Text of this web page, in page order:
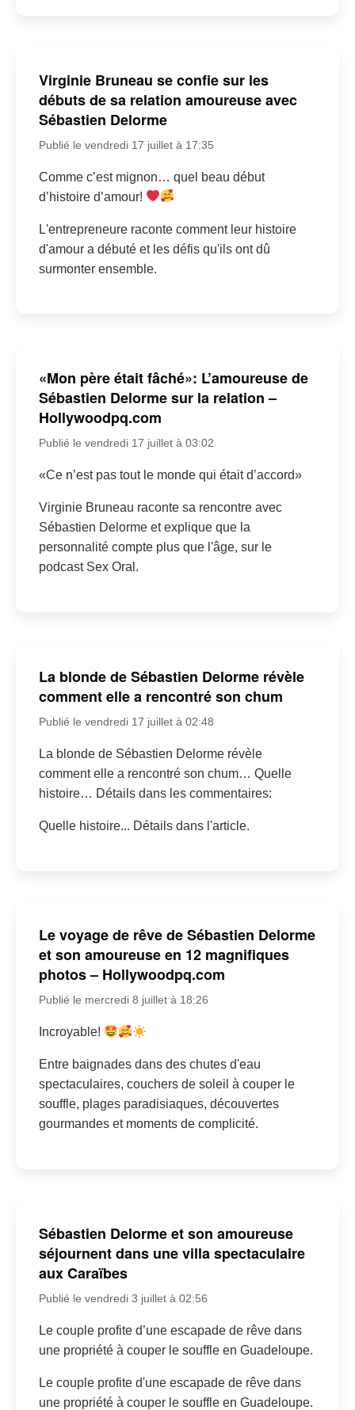
Virginie Bruneau se confie sur les
débuts de sa relation amoureuse avec
Sébastien Delorme
Publié le vendredi 17 juillet à 17:35
Comme c’est mignon… quel beau début
d’histoire d’amour!
L'entrepreneure raconte comment leur histoire
d'amour a débuté et les défis qu'ils ont dû
surmonter ensemble.
«Mon père était fâché»: L’amoureuse de
Sébastien Delorme sur la relation –
Hollywoodpq.com
Publié le vendredi 17 juillet à 03:02
«Ce n’est pas tout le monde qui était d’accord»
Virginie Bruneau raconte sa rencontre avec
Sébastien Delorme et explique que la
personnalité compte plus que l'âge, sur le
podcast Sex Oral.
La blonde de Sébastien Delorme révèle
comment elle a rencontré son chum
Publié le vendredi 17 juillet à 02:48
La blonde de Sébastien Delorme révèle
comment elle a rencontré son chum… Quelle
histoire… Détails dans les commentaires:
Quelle histoire... Détails dans l'article.
Le voyage de rêve de Sébastien Delorme
et son amoureuse en 12 magnifiques
photos – Hollywoodpq.com
Publié le mercredi 8 juillet à 18:26
Incroyable!
Entre baignades dans des chutes d'eau
spectaculaires, couchers de soleil à couper le
souffle, plages paradisiaques, découvertes
gourmandes et moments de complicité.
Sébastien Delorme et son amoureuse
séjournent dans une villa spectaculaire
aux Caraïbes
Publié le vendredi 3 juillet à 02:56
Le couple profite d’une escapade de rêve dans
une propriété à couper le souffle en Guadeloupe.
Le couple profite d'une escapade de rêve dans
une propriété à couper le souffle en Guadeloupe.